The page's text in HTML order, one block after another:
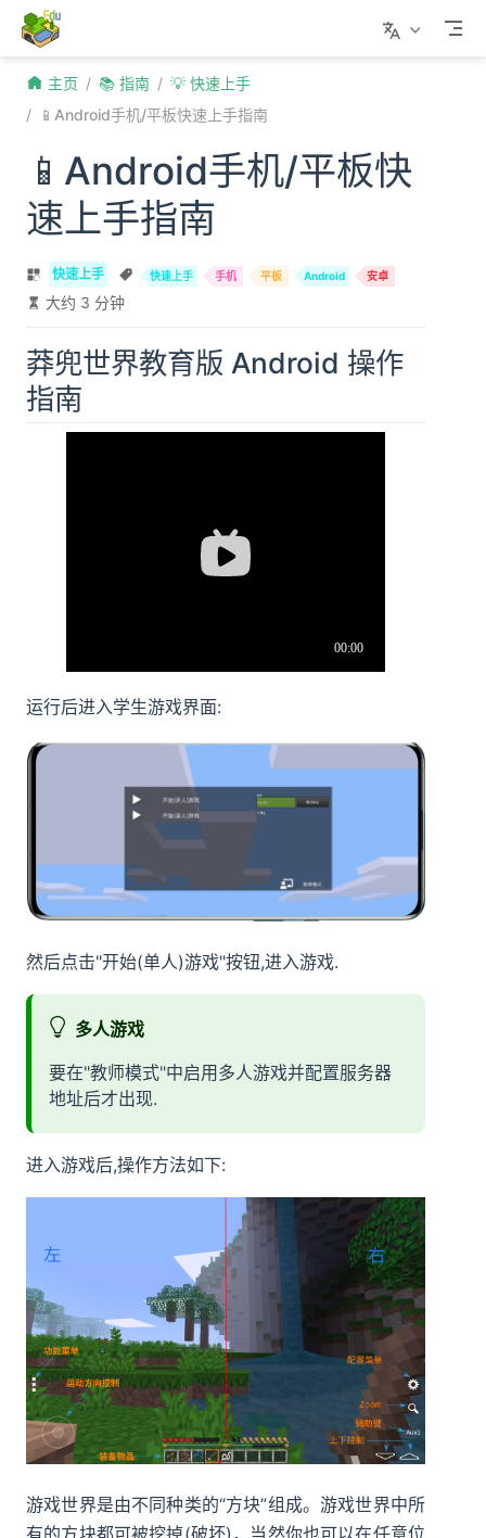
Skip to content
主页 📚 指南
💡 快速上手
📱Android手机/平板快速上手指南
📱Android手机/平板快
速上手指南
快速上手 快速上手 手机 平板 Android 安卓
大约 3 分钟
莽兜世界教育版 Android 操作
指南
运行后进入学生游戏界面:
然后点击"开始(单人)游戏"按钮,进入游戏.
多人游戏
要在"教师模式"中启用多人游戏并配置服务器
地址后才出现.
进入游戏后,操作方法如下:
游戏世界是由不同种类的“方块”组成。游戏世界中所
有的方块都可被挖掉(破坏)，当然你也可以在任意位